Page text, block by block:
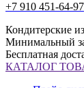
+7 910 451-64-97
Кондитерские
Минимальный
Бесплатная
КАТАЛОГ